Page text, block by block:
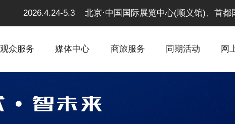
2026.4.24-5.3 北京·中国国际展览中心(顺义馆)、首都
观众服务 媒体中心 商旅服务 同期活动 网